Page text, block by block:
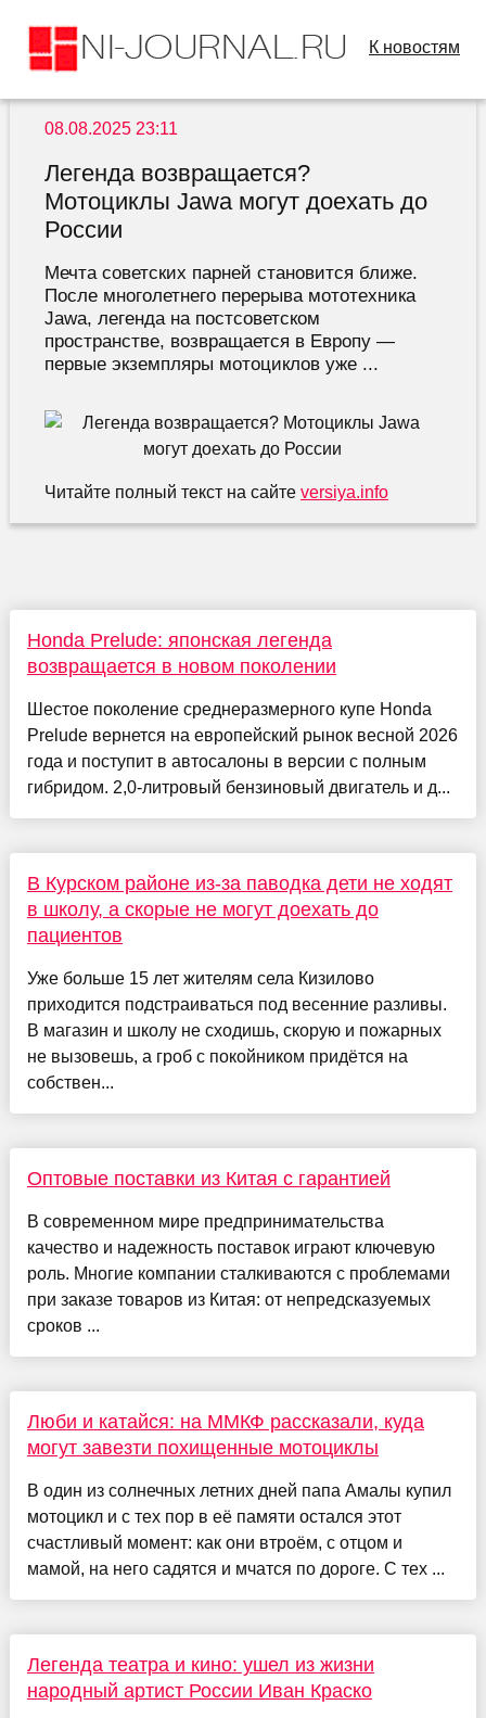
К новостям
08.08.2025 23:11
Легенда возвращается?
Мотоциклы Jawa могут доехать до
России
Мечта советских парней становится ближе.
После многолетнего перерыва мототехника
Jawa, легенда на постсоветском
пространстве, возвращается в Европу —
первые экземпляры мотоциклов уже ...
Читайте полный текст на сайте versiya.info
Honda Prelude: японская легенда
возвращается в новом поколении
Шестое поколение среднеразмерного купе Honda
Prelude вернется на европейский рынок весной 2026
года и поступит в автосалоны в версии с полным
гибридом. 2,0-литровый бензиновый двигатель и д...
В Курском районе из-за паводка дети не ходят
в школу, а скорые не могут доехать до
пациентов
Уже больше 15 лет жителям села Кизилово
приходится подстраиваться под весенние разливы.
В магазин и школу не сходишь, скорую и пожарных
не вызовешь, а гроб с покойником придётся на
собствен...
Оптовые поставки из Китая с гарантией
В современном мире предпринимательства
качество и надежность поставок играют ключевую
роль. Многие компании сталкиваются с проблемами
при заказе товаров из Китая: от непредсказуемых
сроков ...
Люби и катайся: на ММКФ рассказали, куда
могут завезти похищенные мотоциклы
В один из солнечных летних дней папа Амалы купил
мотоцикл и с тех пор в её памяти остался этот
счастливый момент: как они втроём, с отцом и
мамой, на него садятся и мчатся по дороге. С тех ...
Легенда театра и кино: ушел из жизни
народный артист России Иван Краско